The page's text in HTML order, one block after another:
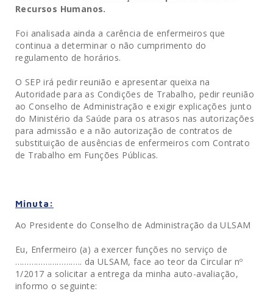
Recursos Humanos.
Foi analisada ainda a carência de enfermeiros que
continua a determinar o não cumprimento do
regulamento de horários.
O SEP irá pedir reunião e apresentar queixa na
Autoridade para as Condições de Trabalho, pedir reunião
ao Conselho de Administração e exigir explicações junto
do Ministério da Saúde para os atrasos nas autorizações
para admissão e a não autorização de contratos de
substituição de ausências de enfermeiros com Contrato
de Trabalho em Funções Públicas.
Minuta:
Ao Presidente do Conselho de Administração da ULSAM
Eu, Enfermeiro (a) a exercer funções no serviço de
……………………….. da ULSAM, face ao teor da Circular nº
1/2017 a solicitar a entrega da minha auto-avaliação,
informo o seguinte: